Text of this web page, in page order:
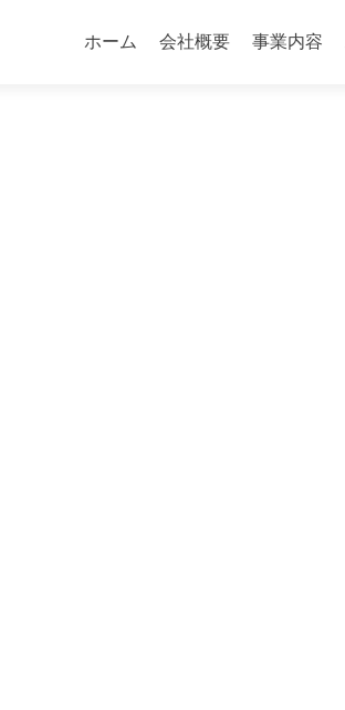
ン
ホーム 会社概要 事業内容